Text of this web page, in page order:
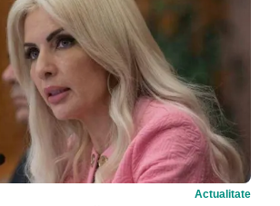
Actualitate